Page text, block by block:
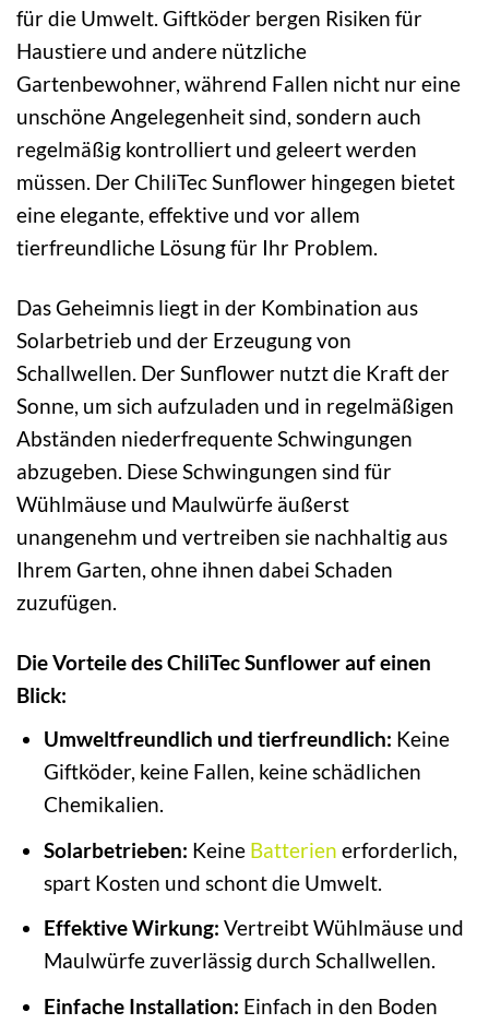
für die Umwelt. Giftköder bergen Risiken für
Haustiere und andere nützliche
Gartenbewohner, während Fallen nicht nur eine
unschöne Angelegenheit sind, sondern auch
regelmäßig kontrolliert und geleert werden
müssen. Der ChiliTec Sunflower hingegen bietet
eine elegante, effektive und vor allem
tierfreundliche Lösung für Ihr Problem.
Das Geheimnis liegt in der Kombination aus
Solarbetrieb und der Erzeugung von
Schallwellen. Der Sunflower nutzt die Kraft der
Sonne, um sich aufzuladen und in regelmäßigen
Abständen niederfrequente Schwingungen
abzugeben. Diese Schwingungen sind für
Wühlmäuse und Maulwürfe äußerst
unangenehm und vertreiben sie nachhaltig aus
Ihrem Garten, ohne ihnen dabei Schaden
zuzufügen.
Die Vorteile des ChiliTec Sunflower auf einen
Blick:
Umweltfreundlich und tierfreundlich: Keine
Giftköder, keine Fallen, keine schädlichen
Chemikalien.
Solarbetrieben: Keine Batterien erforderlich,
spart Kosten und schont die Umwelt.
Effektive Wirkung: Vertreibt Wühlmäuse und
Maulwürfe zuverlässig durch Schallwellen.
Einfache Installation: Einfach in den Boden